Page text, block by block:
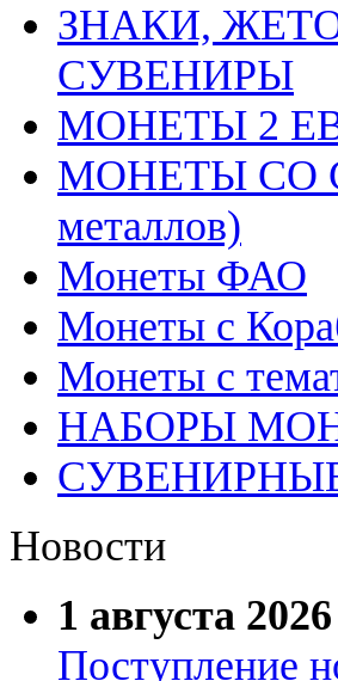
ЗНАКИ,
СУВЕНИРЫ
МОНЕТЫ 2
МОНЕТЫ СО
металлов)
Монеты ФАО
Монеты с
Монеты с
НАБОРЫ
Новости
1 августа 2026
Поступление